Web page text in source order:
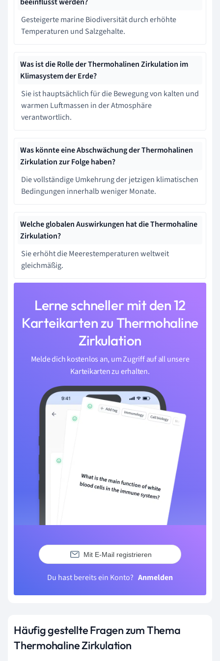
Gesteigerte marine Biodiversität durch erhöhte
Temperaturen und Salzgehalte.
Was ist die Rolle der Thermohalinen Zirkulation im
Klimasystem der Erde?
Sie ist hauptsächlich für die Bewegung von kalten und
warmen Luftmassen in der Atmosphäre
verantwortlich.
Was könnte eine Abschwächung der Thermohalinen
Zirkulation zur Folge haben?
Die vollständige Umkehrung der jetzigen klimatischen
Bedingungen innerhalb weniger Monate.
Welche globalen Auswirkungen hat die Thermohaline
Zirkulation?
Sie erhöht die Meerestemperaturen weltweit
gleichmäßig.
Lerne schneller mit den 12
Karteikarten zu Thermohaline
Zirkulation
Melde dich kostenlos an, um Zugriff auf all unsere
Karteikarten zu erhalten.
Mit E-Mail registrieren
Du hast bereits ein Konto? Anmelden
Häufig gestellte Fragen zum Thema
Thermohaline Zirkulation